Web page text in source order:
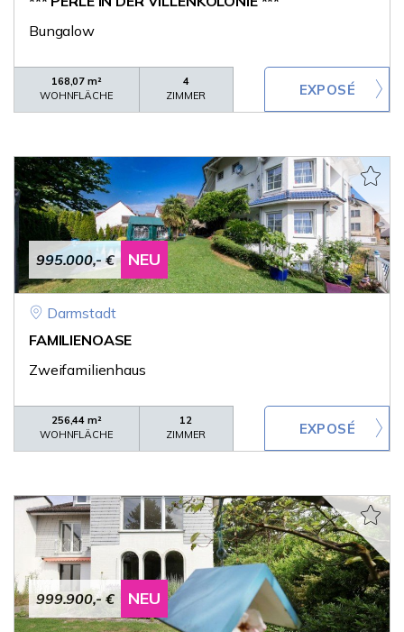
Bungalow
168,07 m²
WOHNFLÄCHE
4
ZIMMER
995.000,- € NEU
Darmstadt
FAMILIENOASE
Zweifamilienhaus
256,44 m²
WOHNFLÄCHE
12
ZIMMER
999.900,- € NEU